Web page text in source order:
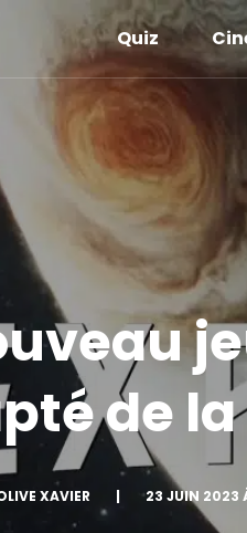
Quiz
de
XAVIER | 23 JUIN 2023